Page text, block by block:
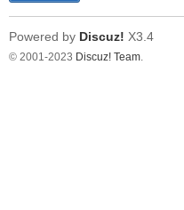
Powered by Discuz! X3.4
© 2001-2023 Discuz! Team.